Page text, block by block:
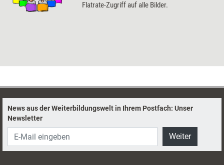
Flatrate-Zugriff auf alle Bilder.
News aus der Weiterbildungswelt in Ihrem Postfach: Unser
Newsletter
Weiter